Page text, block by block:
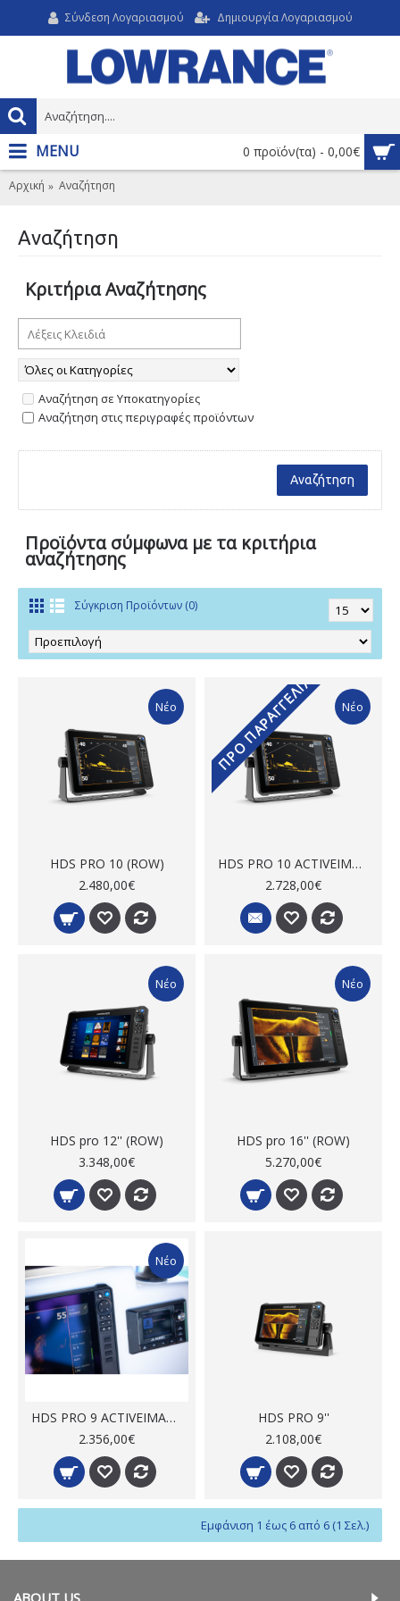
Σύνδεση Λογαριασμού Δημιουργία Λογαριασμού
0 προϊόν(τα) - 0,00€
MENU
Αρχική Αναζήτηση
Αναζήτηση
Κριτήρια Αναζήτησης
Αναζήτηση σε Υποκατηγορίες
Αναζήτηση στις περιγραφές προϊόντων
Προϊόντα σύμφωνα με τα κριτήρια
αναζήτησης
Σύγκριση Προϊόντων (0)
Νέο
HDS PRO 10 (ROW)
2.480,00€
Νέο
ΠΡΟ ΠΑΡΑΓΓΕΛΊΑ
HDS PRO 10 ACTIVEIMAGINGHD 3-IN-1 (ROW)
2.728,00€
Νέο
HDS pro 12'' (ROW)
3.348,00€
Νέο
HDS pro 16'' (ROW)
5.270,00€
Νέο
HDS PRO 9 ACTIVEIMAGING HD 3-IN-1 (ROW)
2.356,00€
HDS PRO 9''
2.108,00€
Εμφάνιση 1 έως 6 από 6 (1 Σελ.)
ABOUT US